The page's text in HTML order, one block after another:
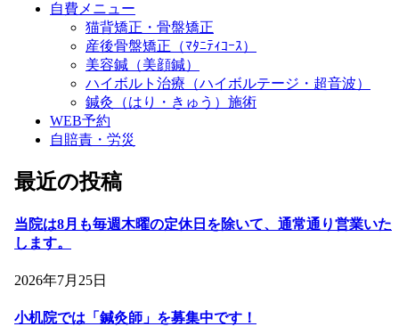
自費メニュー
猫背矯正・骨盤矯正
産後骨盤矯正（ﾏﾀﾆﾃｨｺｰｽ）
美容鍼（美顔鍼）
ハイボルト治療（ハイボルテージ・超音波）
鍼灸（はり・きゅう）施術
WEB予約
自賠責・労災
最近の投稿
当院は8月も毎週木曜の定休日を除いて、通常通り営業いた
します。
2026年7月25日
小机院では「鍼灸師」を募集中です！